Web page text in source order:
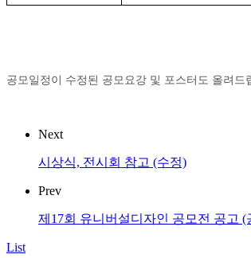
공모일정이 수정된 공모요강 및 포스터도 올려드
Next
시상식, 전시회 참고 (수정)
Prev
제17회 유니버설디자인 공모전 공고 (
List